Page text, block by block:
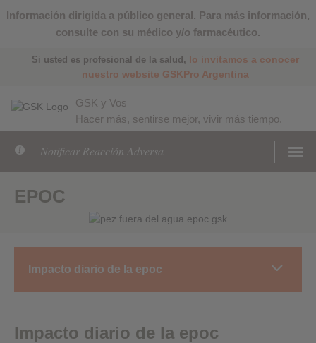
Información dirigida a público general. Para más información,
consulte con su médico y/o farmacéutico.
Si usted es profesional de la salud, lo invitamos a conocer
nuestro website GSKPro Argentina
GSK y Vos
Hacer más, sentirse mejor, vivir más tiempo.
Notificar Reacción Adversa
EPOC
Impacto diario de la epoc
Impacto diario de la epoc